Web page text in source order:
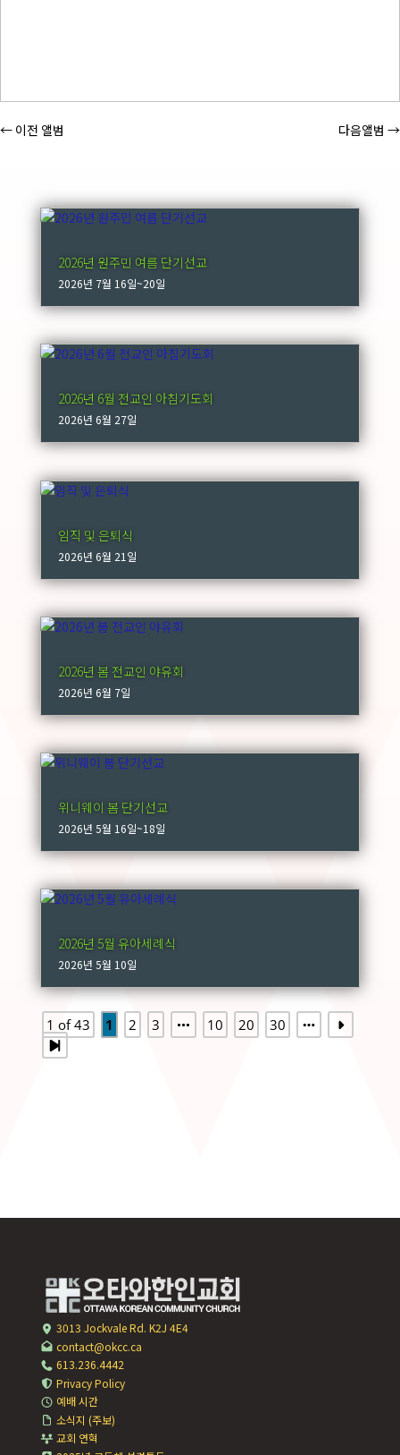
← 이전 앨범 다음앨범 →
2026년 원주민 여름 단기선교
2026년 7월 16일~20일
2026년 6월 전교인 아침기도회
2026년 6월 27일
임직 및 은퇴식
2026년 6월 21일
2026년 봄 전교인 야유회
2026년 6월 7일
위니웨이 봄 단기선교
2026년 5월 16일~18일
2026년 5월 유아세례식
2026년 5월 10일
1 of 43 1 2 3 10 20 30
3013 Jockvale Rd. K2J 4E4
contact@okcc.ca
613.236.4442
Privacy Policy
예배 시간
소식지 (주보)
교회 연혁